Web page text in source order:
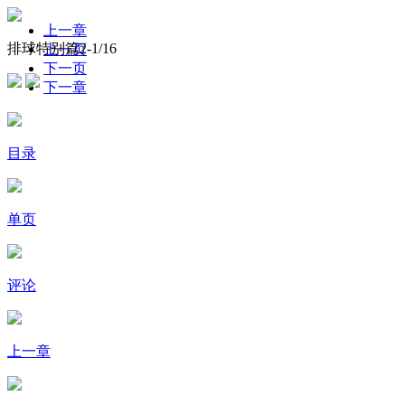
排球特别篇2-1/16
上一章
上一页
下一页
下一章
目录
单页
评论
上一章